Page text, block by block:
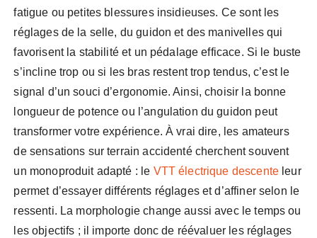
fatigue ou petites blessures insidieuses. Ce sont les
réglages de la selle, du guidon et des manivelles qui
favorisent la stabilité et un pédalage efficace. Si le buste
s’incline trop ou si les bras restent trop tendus, c’est le
signal d’un souci d’ergonomie. Ainsi, choisir la bonne
longueur de potence ou l’angulation du guidon peut
transformer votre expérience. À vrai dire, les amateurs
de sensations sur terrain accidenté cherchent souvent
un monoproduit adapté : le VTT électrique descente leur
permet d’essayer différents réglages et d’affiner selon le
ressenti. La morphologie change aussi avec le temps ou
les objectifs ; il importe donc de réévaluer les réglages